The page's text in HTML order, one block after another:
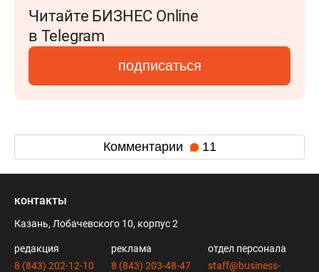
Читайте БИЗНЕС Online
в Telegram
подписаться
Комментарии 11
контакты
Казань, Лобачевского 10, корпус 2
редакция
8 (843) 202-12-10
реклама
8 (843) 203-48-47
отдел персонала
staff@business-